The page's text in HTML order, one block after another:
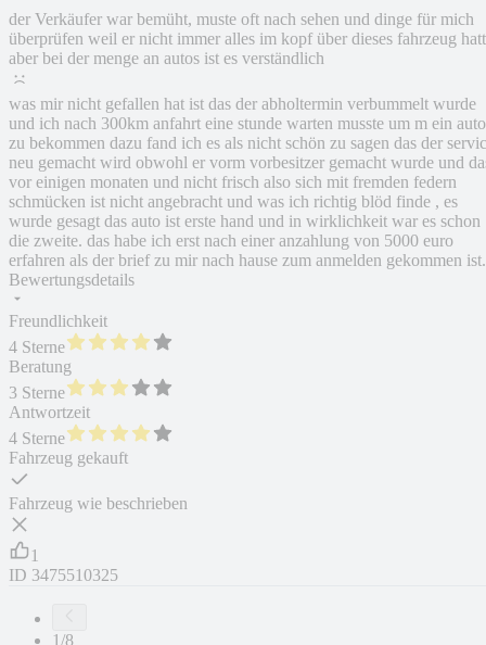
der Verkäufer war bemüht, muste oft nach sehen und dinge für mich
überprüfen weil er nicht immer alles im kopf über dieses fahrzeug
aber bei der menge an autos ist es verständlich
was mir nicht gefallen hat ist das der abholtermin verbummelt wurde
und ich nach 300km anfahrt eine stunde warten musste um m ein auto
zu bekommen dazu fand ich es als nicht schön zu sagen das der
neu gemacht wird obwohl er vorm vorbesitzer gemacht wurde und
vor einigen monaten und nicht frisch also sich mit fremden federn
schmücken ist nicht angebracht und was ich richtig blöd finde , es
wurde gesagt das auto ist erste hand und in wirklichkeit war es schon
die zweite. das habe ich erst nach einer anzahlung von 5000 euro
erfahren als der brief zu mir nach hause zum anmelden gekommen ist.
Bewertungsdetails
Freundlichkeit
4 Sterne
Beratung
3 Sterne
Antwortzeit
4 Sterne
Fahrzeug gekauft
Fahrzeug wie beschrieben
1
ID 3475510325
1/8